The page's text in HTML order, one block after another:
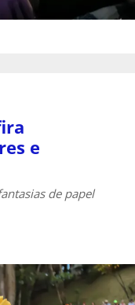
e
de papel